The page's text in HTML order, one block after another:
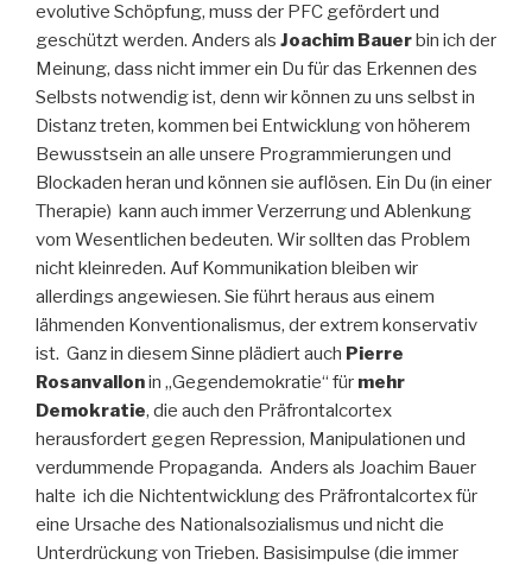
evolutive Schöpfung, muss der PFC gefördert und
geschützt werden. Anders als Joachim Bauerbin ich der
Meinung, dass nicht immer ein Du für das Erkennen des
Selbsts notwendig ist, denn wir können zu uns selbst in
Distanz treten, kommen bei Entwicklung von höherem
Bewusstsein an alle unsere Programmierungen und
Blockaden heran und können sie auflösen. Ein Du (in einer
Therapie) kann auch immer Verzerrung und Ablenkung
vom Wesentlichen bedeuten. Wir sollten das Problem
nicht kleinreden. Auf Kommunikation bleiben wir
allerdings angewiesen. Sie führt heraus aus einem
lähmenden Konventionalismus, der extrem konservativ
ist. Ganz in diesem Sinne plädiert auch Pierre
Rosanvallonin „Gegendemokratie“ für mehr
Demokratie, die auch den Präfrontalcortex
herausfordert gegen Repression, Manipulationen und
verdummende Propaganda. Anders als Joachim Bauer
halte ich die Nichtentwicklung des Präfrontalcortex für
eine Ursache des Nationalsozialismus und nicht die
Unterdrückung von Trieben. Basisimpulse (die immer